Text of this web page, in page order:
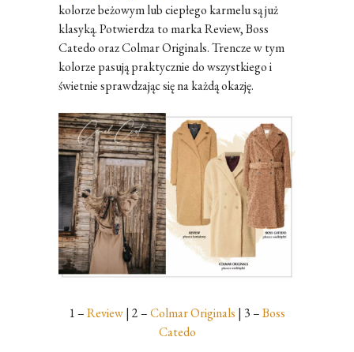
kolorze beżowym lub ciepłego karmelu są już
klasyką. Potwierdza to marka Review, Boss
Catedo oraz Colmar Originals. Trencze w tym
kolorze pasują praktycznie do wszystkiego i
świetnie sprawdzając się na każdą okazję.
1 –Review| 2 –Colmar Originals | 3 –Boss
Catedo